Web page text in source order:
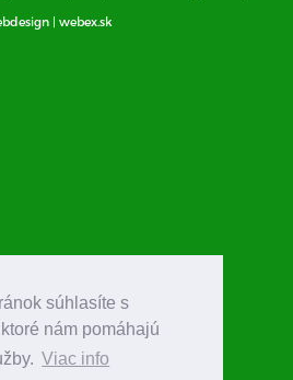
súhlasíte s
nám pomáhajú
Viac info
| webex.sk